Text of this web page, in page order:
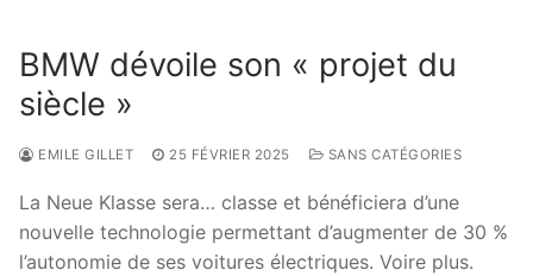
BMW dévoile son « projet du
siècle »
EMILE GILLET 25 FÉVRIER 2025 SANS CATÉGORIES
La Neue Klasse sera… classe et bénéficiera d’une
nouvelle technologie permettant d’augmenter de 30 %
l’autonomie de ses voitures électriques. Voire plus.